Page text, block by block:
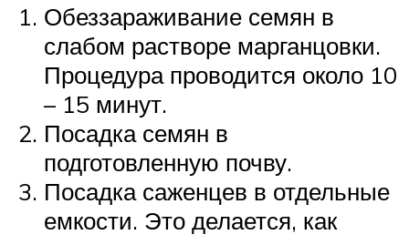
Обеззараживание семян в
слабом растворе марганцовки.
Процедура проводится около 10
– 15 минут.
Посадка семян в
подготовленную почву.
Посадка саженцев в отдельные
емкости. Это делается, как